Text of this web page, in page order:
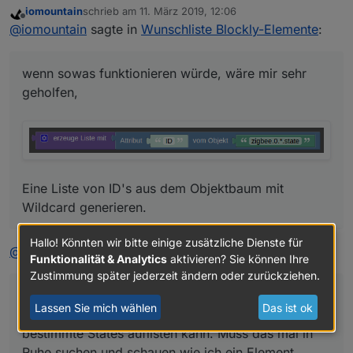
Wildcard generieren.
Offline
iomountainschrieb am 11. März 2019, 12:06
zuletzt editiert von
@iomountain sagte in Wunschliste Blockly-Elemente:
wenn sowas funktionieren würde, wäre mir sehr
geholfen,
Eine Liste von ID's aus dem Objektbaum mit
Wildcard generieren.
@ thewhoboxsagte inWunschliste Blockly-Elemente
@iomountainDas ist glaube ich schon etwas
schwieriger. Ich hab iwo mal gesehen wie man
bestimmte States auflisten kann. Muss das mal in
Hallo! Könnten wir bitte einige zusätzliche Dienste für
Funktionalität & Analytics aktivieren? Sie können Ihre
Zustimmung später jederzeit ändern oder zurückziehen.
Lassen Sie mich wählen Das ist ok